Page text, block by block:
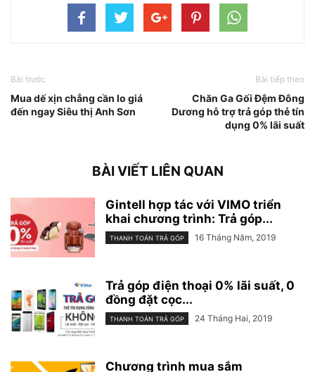
Bài trước
Mua dế xịn chẳng cần lo giá
đến ngay Siêu thị Anh Sơn
Bài tiếp theo
Chăn Ga Gối Đệm Đông
Dương hỗ trợ trả góp thẻ tín
dụng 0% lãi suất
BÀI VIẾT LIÊN QUAN
Gintell hợp tác với VIMO triển
khai chương trình: Trả góp...
THANH TOÁN TRẢ GÓP 16 Tháng Năm, 2019
Trả góp điện thoại 0% lãi suất, 0
đồng đặt cọc...
THANH TOÁN TRẢ GÓP 24 Tháng Hai, 2019
Chương trình mua sắm